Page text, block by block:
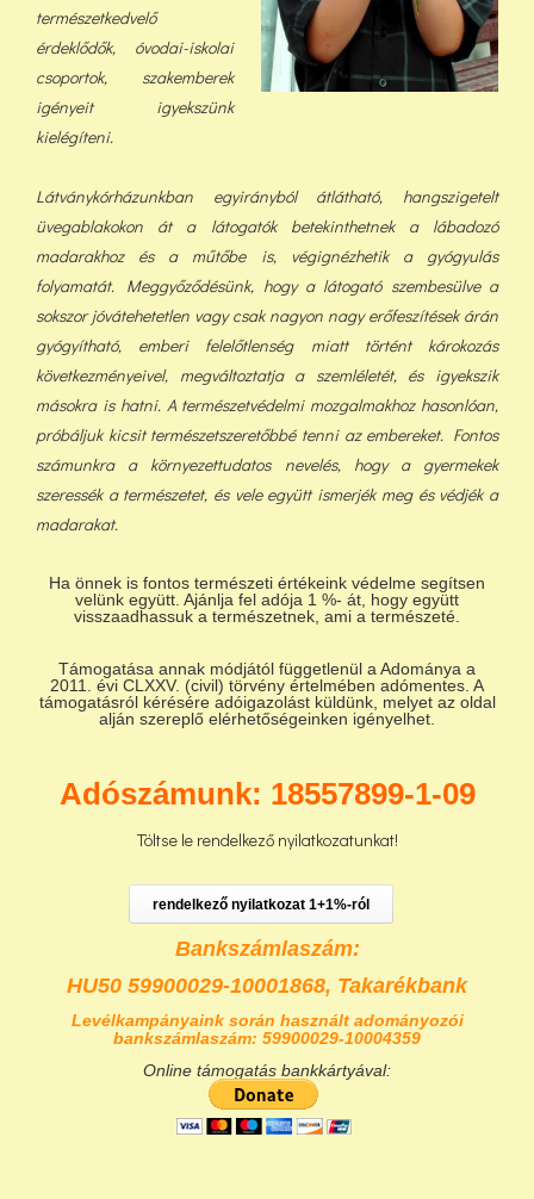
természetkedvelő
érdeklődők, óvodai-iskolai
csoportok, szakemberek
igényeit igyekszünk
kielégíteni.
Látványkórházunkban egyirányból átlátható, hangszigetelt
üvegablakokon át a látogatók betekinthetnek a lábadozó
madarakhoz és a műtőbe is, végignézhetik a gyógyulás
folyamatát. Meggyőződésünk, hogy a látogató szembesülve a
sokszor jóvátehetetlen vagy csak nagyon nagy erőfeszítések árán
gyógyítható, emberi felelőtlenség miatt történt károkozás
következményeivel, megváltoztatja a szemléletét, és igyekszik
másokra is hatni. A természetvédelmi mozgalmakhoz hasonlóan,
próbáljuk kicsit természetszeretőbbé tenni az embereket. Fontos
számunkra a környezettudatos nevelés, hogy a gyermekek
szeressék a természetet, és vele együtt ismerjék meg és védjék a
madarakat.
Ha önnek is fontos természeti értékeink védelme segítsen
velünk együtt. Ajánlja fel adója 1 %- át, hogy együtt
visszaadhassuk a természetnek, ami a természeté.
Támogatása annak módjától függetlenül a Adománya a
2011. évi CLXXV. (civil) törvény értelmében adómentes. A
támogatásról kérésére adóigazolást küldünk, melyet az oldal
alján szereplő elérhetőségeinken igényelhet.
Adószámunk: 18557899-1-09
Töltse le rendelkező nyilatkozatunkat!
rendelkező nyilatkozat 1+1%-ról
Bankszámlaszám:
HU50 59900029-10001868, Takarékbank
Levélkampányaink során használt adományozói
bankszámlaszám: 59900029-10004359
Online támogatás bankkártyával: